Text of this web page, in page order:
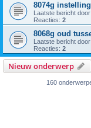
8074g instelling
Laatste bericht door
Reacties: 2
8068g oud
Laatste bericht door
Reacties: 2
Nieuw onderwerp
160